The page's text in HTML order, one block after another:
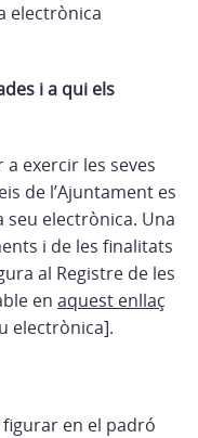
electrònica
i a qui els
exercir les seves
de l’Ajuntament es
seu electrònica. Una
i de les finalitats
al Registre de les
en aquest enllaç
electrònica].
en el padró